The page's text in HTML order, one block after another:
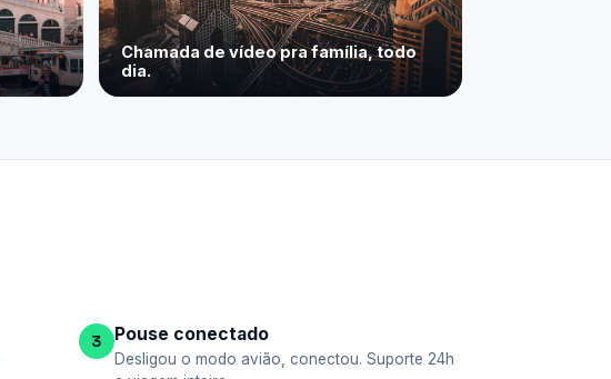
Chamada de vídeo pra família, todo
dia.
3 Pouse conectado
Desligou o modo avião, conectou. Suporte 24h